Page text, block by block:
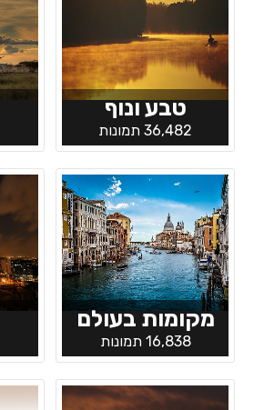
טבע ונוף
36,482 תמונות
מקומות בעולם
16,838 תמונות